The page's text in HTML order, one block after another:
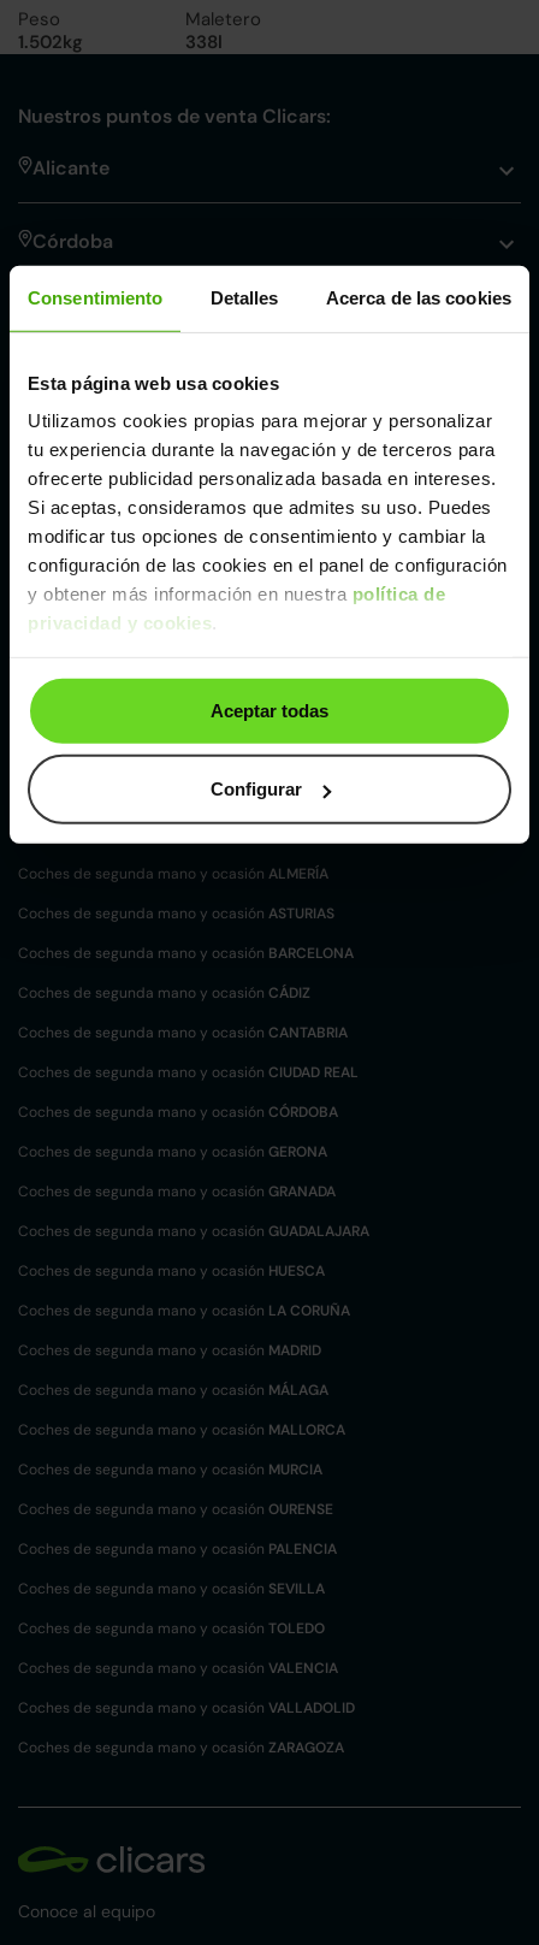
Consentimiento Detalles Acerca de las cookies
Esta página web usa cookies
Utilizamos cookies propias para mejorar y personalizar
tu experiencia durante la navegación y de terceros para
ofrecerte publicidad personalizada basada en intereses.
Si aceptas, consideramos que admites su uso. Puedes
modificar tus opciones de consentimiento y cambiar la
configuración de las cookies en el panel de configuración
y obtener más información en nuestra política de
privacidad y cookies.
Aceptar todas
Configurar
Peso
1.502kg
Maletero
338l
Nuestros puntos de venta Clicars:
Alicante
Córdoba
Málaga
Valencia
Zaragoza
Ver Renault Zoe de segunda mano y ocasión
Coches de segunda mano y ocasión por
localización
Coches de segunda mano y ocasiónALBACETE
Coches de segunda mano y ocasión ALMERÍA
Coches de segunda mano y ocasión ASTURIAS
Coches de segunda mano y ocasión BARCELONA
Coches de segunda mano y ocasión CÁDIZ
Coches de segunda mano y ocasión CANTABRIA
Coches de segunda mano y ocasión CIUDAD REAL
Coches de segunda mano y ocasión CÓRDOBA
Coches de segunda mano y ocasión GERONA
Coches de segunda mano y ocasión GRANADA
Coches de segunda mano y ocasión GUADALAJARA
Coches de segunda mano y ocasión HUESCA
Coches de segunda mano y ocasión LA CORUÑA
Coches de segunda mano y ocasión MADRID
Coches de segunda mano y ocasión MÁLAGA
Coches de segunda mano y ocasión MALLORCA
Coches de segunda mano y ocasión MURCIA
Coches de segunda mano y ocasión OURENSE
Coches de segunda mano y ocasión PALENCIA
Coches de segunda mano y ocasión SEVILLA
Coches de segunda mano y ocasión TOLEDO
Coches de segunda mano y ocasión VALENCIA
Coches de segunda mano y ocasión VALLADOLID
Coches de segunda mano y ocasión ZARAGOZA
Conoce al equipo